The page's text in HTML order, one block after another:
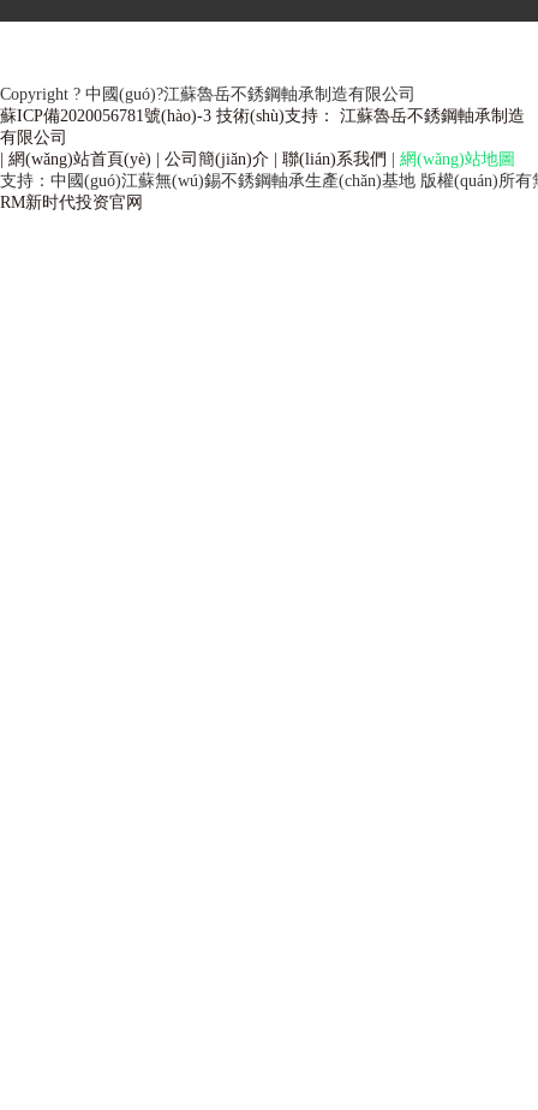
Copyright ? 中國(guó)?江蘇魯岳不銹鋼軸承制造有限公司
蘇ICP備2020056781號(hào)-3 技術(shù)支持： 江蘇魯岳不銹鋼軸承制造
有限公司
| 網(wǎng)站首頁(yè) | 公司簡(jiǎn)介 | 聯(lián)系我們 | 網(wǎng)站地圖
支持：中國(guó)江蘇無(wú)錫不銹鋼軸承生產(chǎn)基地 版權(quán)所有
RM新时代投资官网